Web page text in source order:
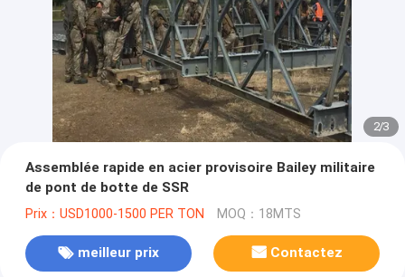
2/3
Assemblée rapide en acier provisoire Bailey militaire
de pont de botte de SSR
Prix：USD1000-1500 PER TON MOQ：18MTS
meilleur prix Contactez